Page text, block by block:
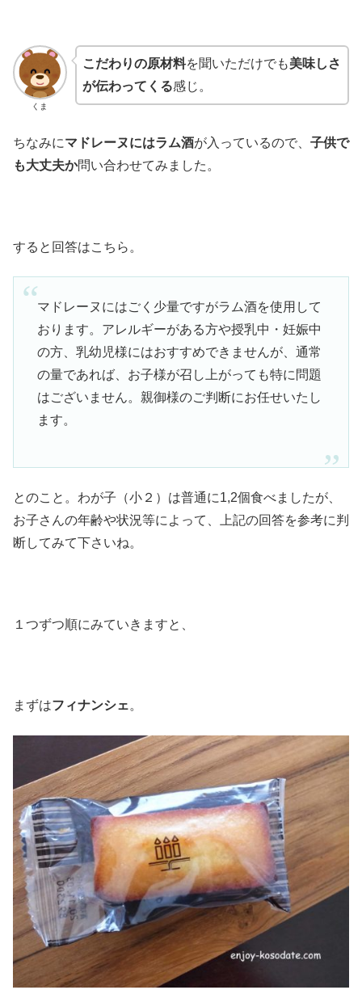
くま
こだわりの原材料を聞いただけでも美味しさ
が伝わってくる感じ。
ちなみにマドレーヌにはラム酒が入っているので、 子供で
も大丈夫か問い合わせてみました。
すると回答はこちら。
マドレーヌにはごく少量ですがラム酒を使用して
おります。アレルギーがある方や授乳中・妊娠中
の方、乳幼児様にはおすすめできませんが、通常
の量であれば、お子様が召し上がっても特に問題
はございません。親御様のご判断にお任せいたし
ます。
とのこと。わが子（小２）は普通に1,2個食べましたが、
お子さんの年齢や状況等によって、上記の回答を参考に判
断してみて下さいね。
１つずつ順にみていきますと、
まずはフィナンシェ。